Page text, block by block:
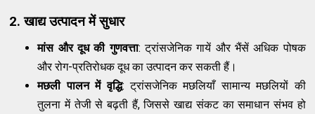
2. खाद्य उत्पादन में सुधार
मांस और दूध की गुणवत्ता: ट्रांसजेनिक गायें और भैंसें अधिक पोषक
और रोग-प्रतिरोधक दूध का उत्पादन कर सकती हैं।
मछली पालन में वृद्धि: ट्रांसजेनिक मछलियाँ सामान्य मछलियों की
तुलना में तेजी से बढ़ती हैं, जिससे खाद्य संकट का समाधान संभव हो